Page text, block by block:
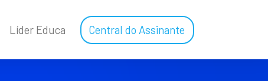
Líder Educa Central do Assinante